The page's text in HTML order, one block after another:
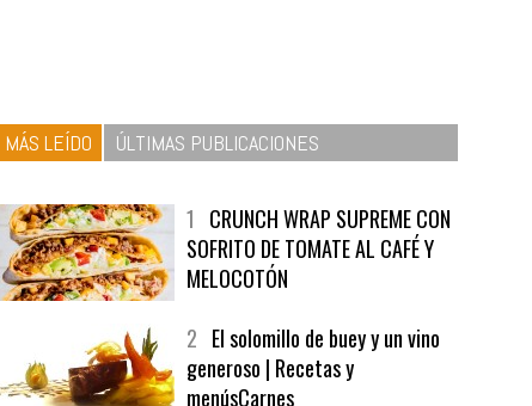
MÁS LEÍDO ÚLTIMAS PUBLICACIONES
SOFRITO DE TOMATE AL CAFÉ Y
MELOCOTÓN